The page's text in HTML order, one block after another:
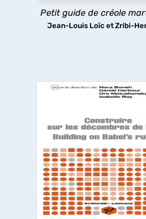
Petit guide de créole
Jean-Louis Loïc et Zribi-
découvrir
Building on Babel’s
This volume explores the unity
diversity in ‘Babel’s rubble’ in
framework, covering a wide
the various levels of linguistic
particular focus on Georgian
languages.